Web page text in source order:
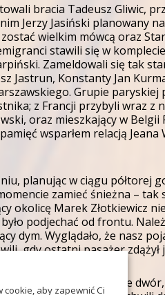
bracia Tadeusz Gliwic,
Jerzy Jasiński planowany
wielkim mówcą oraz
stawili się w
Zameldowali się tak
Jastrun, Konstanty Jan
Grupie paryskiej
z Francji przybyli wraz z
oraz mieszkający w Belgii
wsparłem relacją
planując w ciągu półtorej
zamieć śnieżna – tak
okolicę Marek Złotkiewicz
podjechać od frontu.
dym. Wyglądało, że nasz
gdy ostatni pasażer zdążył
światełka: zapewne
aby zapewnić Ci